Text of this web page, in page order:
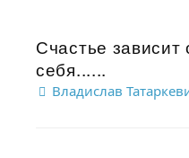
Счастье
себя......
Владислав